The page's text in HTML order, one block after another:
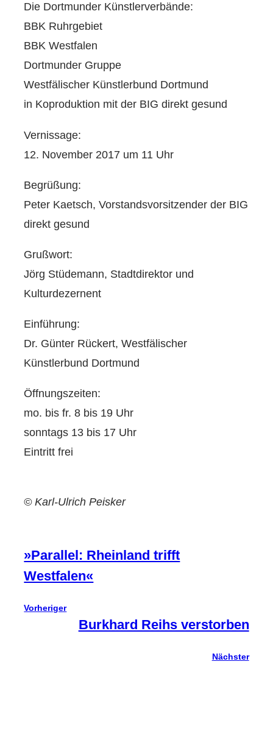
Die Dortmunder Künstlerverbände:
BBK Ruhrgebiet
BBK Westfalen
Dortmunder Gruppe
Westfälischer Künstlerbund Dortmund
in Koproduktion mit der BIG direkt gesund
Vernissage:
12. November 2017 um 11 Uhr
Begrüßung:
Peter Kaetsch, Vorstandsvorsitzender der BIG
direkt gesund
Grußwort:
Jörg Stüdemann, Stadtdirektor und
Kulturdezernent
Einführung:
Dr. Günter Rückert, Westfälischer
Künstlerbund Dortmund
Öffnungszeiten:
mo. bis fr. 8 bis 19 Uhr
sonntags 13 bis 17 Uhr
Eintritt frei
© Karl-Ulrich Peisker
»Parallel: Rheinland trifft
Westfalen«
Vorheriger
Burkhard Reihs verstorben
Nächster